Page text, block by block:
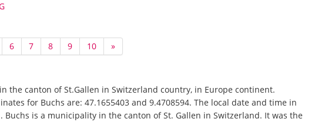
6 7 8 9 10 »
the canton of St.Gallen in Switzerland country, in Europe continent.
for Buchs are: 47.1655403 and 9.4708594. The local date and time in
Buchs is a municipality in the canton of St. Gallen in Switzerland. It was the